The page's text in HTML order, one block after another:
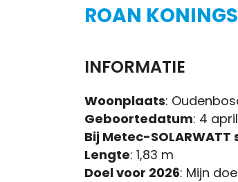
ROAN KONINGS
INFORMATIE
Woonplaats:
Geboortedatum: 4
Bij Metec-SOLARWATT
Lengte: 1,83 m
Doel voor 2026: Mijn